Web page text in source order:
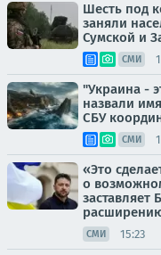
Шесть под
заняли
Сумской и
СМИ
"Украина -
назвали
СБУ
СМИ
«Это
о
заставляет
СМИ 15:23